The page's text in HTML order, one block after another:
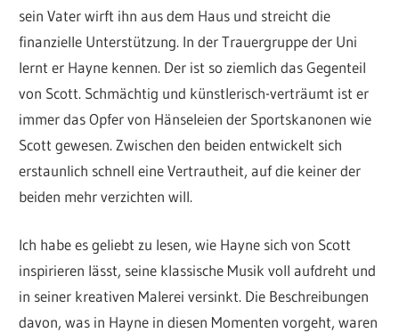
sein Vater wirft ihn aus dem Haus und streicht die
finanzielle Unterstützung. In der Trauergruppe der Uni
lernt er Hayne kennen. Der ist so ziemlich das Gegenteil
von Scott. Schmächtig und künstlerisch-verträumt ist er
immer das Opfer von Hänseleien der Sportskanonen wie
Scott gewesen. Zwischen den beiden entwickelt sich
erstaunlich schnell eine Vertrautheit, auf die keiner der
beiden mehr verzichten will.
Ich habe es geliebt zu lesen, wie Hayne sich von Scott
inspirieren lässt, seine klassische Musik voll aufdreht und
in seiner kreativen Malerei versinkt. Die Beschreibungen
davon, was in Hayne in diesen Momenten vorgeht, waren